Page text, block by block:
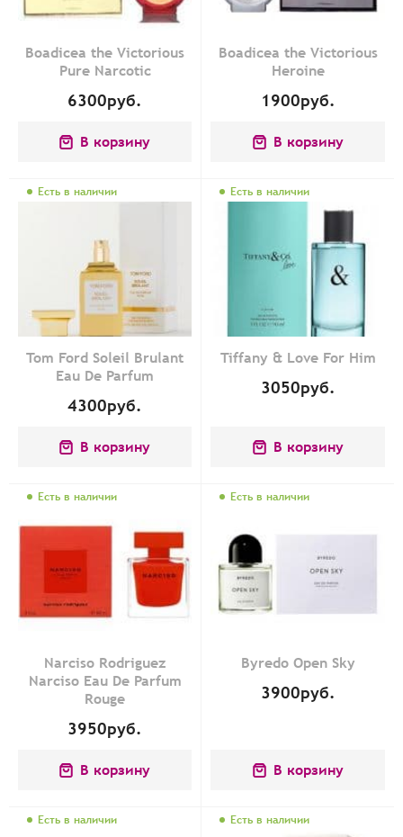
Boadicea the Victorious
Pure Narcotic
6300руб.
В корзину
Boadicea the Victorious
Heroine
1900руб.
В корзину
Есть в наличии
Tom Ford Soleil Brulant
Eau De Parfum
4300руб.
В корзину
Есть в наличии
Tiffany & Love For Him
3050руб.
В корзину
Есть в наличии
Narciso Rodriguez
Narciso Eau De Parfum
Rouge
3950руб.
В корзину
Есть в наличии
Byredo Open Sky
3900руб.
В корзину
Есть в наличии Есть в наличии